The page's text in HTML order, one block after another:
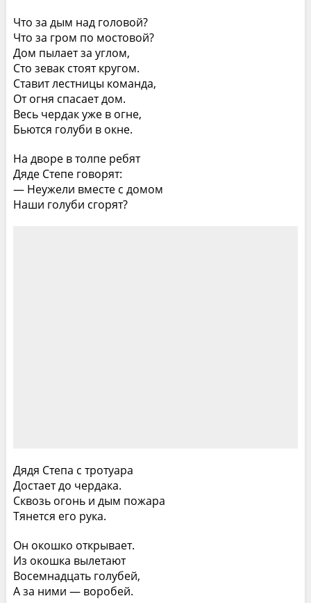
Что за дым над головой?
Что за гром по мостовой?
Дом пылает за углом,
Сто зевак стоят кругом.
Ставит лестницы команда,
От огня спасает дом.
Весь чердак уже в огне,
Бьются голуби в окне.
На дворе в толпе ребят
Дяде Степе говорят:
— Неужели вместе с домом
Наши голуби сгорят?
Дядя Степа с тротуара
Достает до чердака.
Сквозь огонь и дым пожара
Тянется его рука.
Он окошко открывает.
Из окошка вылетают
Восемнадцать голубей,
А за ними — воробей.